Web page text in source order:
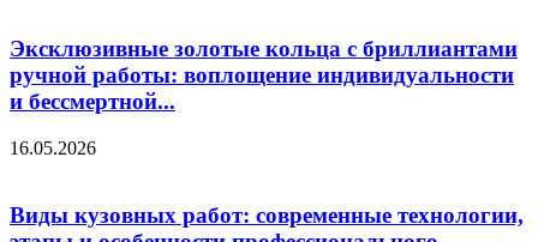
Эксклюзивные золотые кольца с бриллиантами
ручной работы: воплощение индивидуальности
и бессмертной...
16.05.2026
Виды кузовных работ: современные технологии,